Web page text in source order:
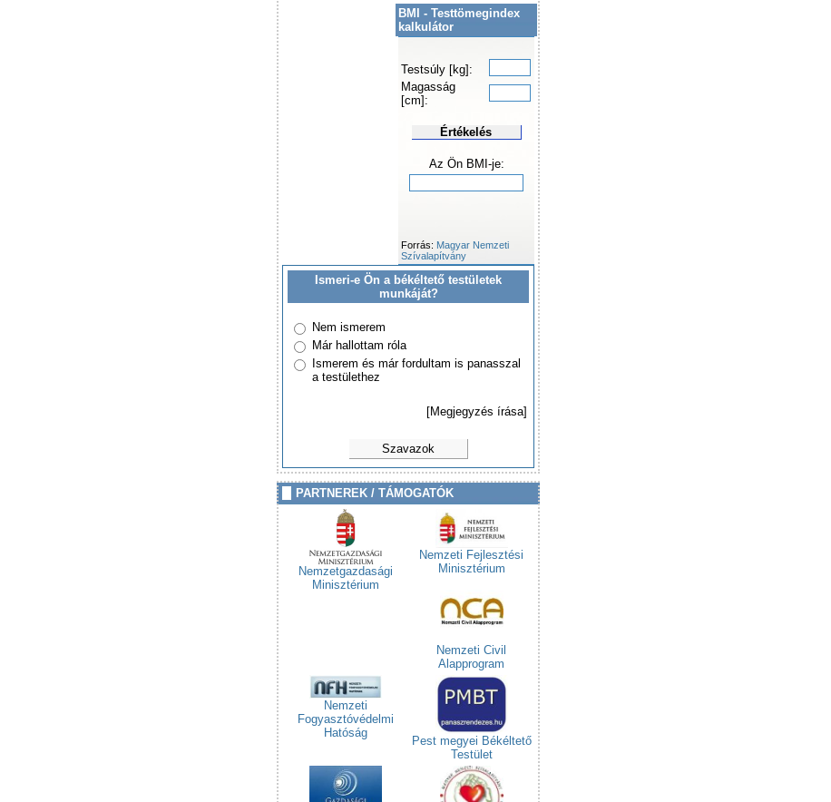
BMI - Testtömegindex
kalkulátor
Testsúly [kg]:
Magasság
[cm]:
Értékelés
Az Ön BMI-je:
Forrás: Magyar Nemzeti
Szívalapítvány
Ismeri-e Ön a békéltető testületek
munkáját?
Nem ismerem
Már hallottam róla
Ismerem és már fordultam is panasszal
a testülethez
[Megjegyzés írása]
Szavazok
PARTNEREK / TÁMOGATÓK
Nemzetgazdasági
Minisztérium
Nemzeti Fejlesztési
Minisztérium
Nemzeti Civil
Alapprogram
Nemzeti
Fogyasztóvédelmi
Hatóság
Pest megyei Békéltető
Testület